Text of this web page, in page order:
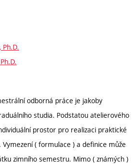
odborná práce je jakoby
studia. Podstatou atelierového
prostor pro realizaci praktické
( formulace ) a definice může
zimního semestru. Mimo ( známých )